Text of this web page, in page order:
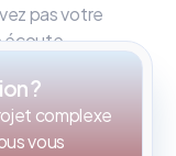
pas votre
écoute.
?
complexe
vous